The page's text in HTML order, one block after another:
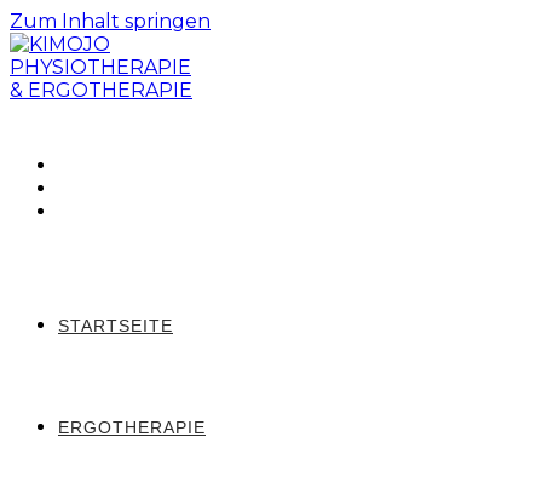
Zum Inhalt springen
STARTSEITE
ERGOTHERAPIE